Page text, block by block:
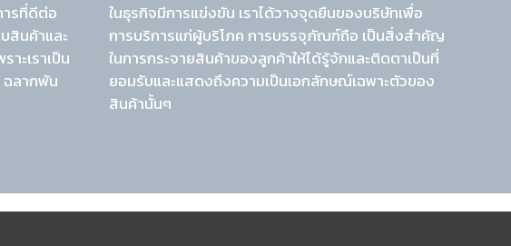
รที่ดีต่อ
สินค้าและ
ะเราเป็น
ลากพัน
ในธุรกิจมีการแข่งขัน เราได้วางจุดยืนของบริษัทเพื่อ
การบริการแก่ผู้บริโภค การบรรจุภัณฑ์ถือ เป็นสิ่งสำคัญ
ในการกระจายสินค้าของลูกค้าให้ได้รู้จักและติดตาเป็นที่
ยอมรับและแสดงถึงความเป็นเอกลักษณ์เฉพาะตัวของ
สินค้านั้นๆ